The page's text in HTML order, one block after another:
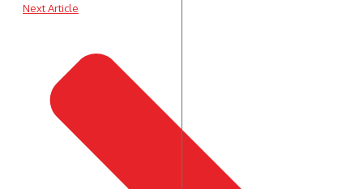
Next Article